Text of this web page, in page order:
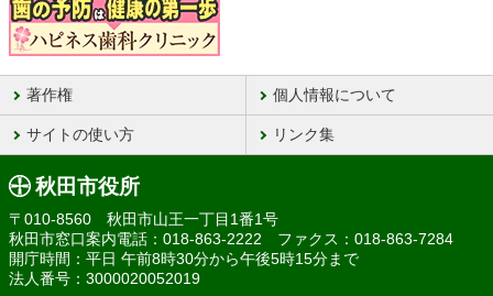
著作権 個人情報について
サイトの使い方 リンク集
秋田市役所
〒010-8560 秋田市山王一丁目1番1号
秋田市窓口案内電話：018-863-2222 ファクス：018-863-7284
開庁時間：平日 午前8時30分から午後5時15分まで
法人番号：3000020052019